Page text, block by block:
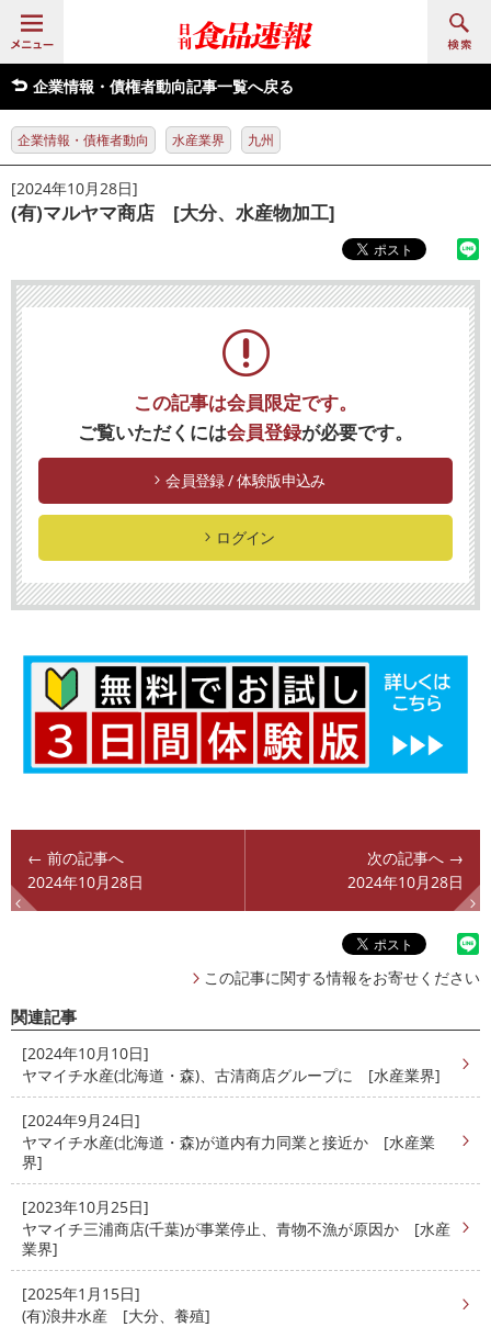
企業情報・債権者動向記事一覧へ戻る
企業情報・債権者動向 水産業界 九州
[2024年10月28日]
(有)マルヤマ商店 [大分、水産物加工]
この記事は会員限定です。
ご覧いただくには会員登録が必要です。
会員登録 / 体験版申込み
ログイン
← 前の記事へ
2024年10月28日
次の記事へ →
2024年10月28日
この記事に関する情報をお寄せください
関連記事
[2024年10月10日]
ヤマイチ水産(北海道・森)、古清商店グループに [水産業界]
[2024年9月24日]
ヤマイチ水産(北海道・森)が道内有力同業と接近か [水産業
界]
[2023年10月25日]
ヤマイチ三浦商店(千葉)が事業停止、青物不漁が原因か [水産
業界]
[2025年1月15日]
(有)浪井水産 [大分、養殖]